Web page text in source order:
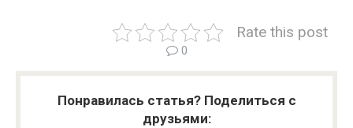
Rate this post
0
Понравилась статья? Поделиться с
друзьями: